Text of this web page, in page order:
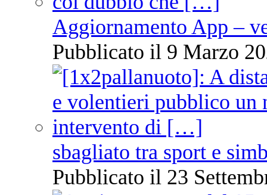
Aggiornamento App –
Pubblicato il 9 Marzo
sbagliato tra sport e
Pubblicato il 23